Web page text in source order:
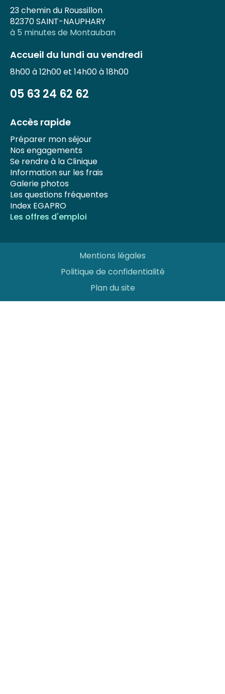
23 chemin du Roussillon
82370 SAINT-NAUPHARY
à 5 minutes de Montauban
Accueil du lundi au vendredi
8h00 à 12h00 et 14h00 à 18h00
05 63 24 62 62
Accès rapide
Préparer mon séjour
Nos engagements
Se rendre à la Clinique
Information sur les frais
Galerie photos
Les questions fréquentes
Index EGAPRO
Les offres d'emploi
Mentions légales
Politique de confidentialité
Plan du site